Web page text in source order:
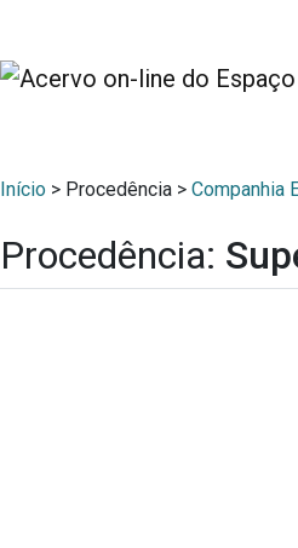
Início > Procedência > Companhia
Procedência: